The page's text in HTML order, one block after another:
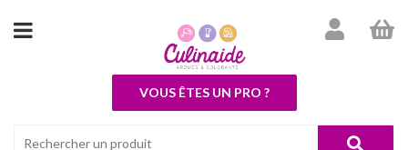
VOUS ÊTES UN PRO ?